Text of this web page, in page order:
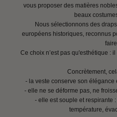
vous proposer des matières
beaux
Nous sélectionnons des
européens historiques, reconnus
faire.
Ce choix n’est pas qu'esthétique :
Concrètement,
- la veste conserve son
- elle ne se déforme pas, ne
- elle est souple et respirante
température,